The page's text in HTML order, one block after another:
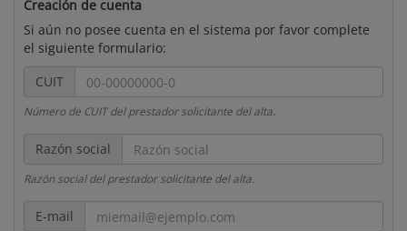
Creación de cuenta
Si aún no posee cuenta en el sistema por favor complete
el siguiente formulario:
CUIT
CUIT
Número de CUIT del prestador solicitante del alta.
Razón
social
Razón social
Razón social del prestador solicitante del alta.
miemail@ejemplo.com
E-mail